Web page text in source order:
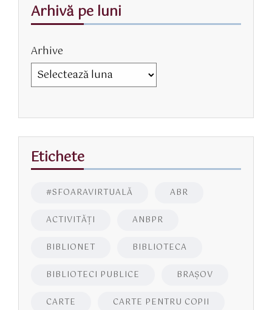
Arhivă pe luni
Arhive
Etichete
#SFOARAVIRTUALĂ ABR
ACTIVITĂŢI ANBPR
BIBLIONET BIBLIOTECA
BIBLIOTECI PUBLICE BRAŞOV
CARTE CARTE PENTRU COPII